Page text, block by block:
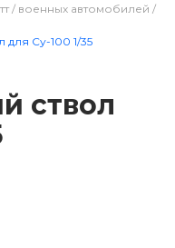
/ военных автомобилей /
для Су-100 1/35
ствол